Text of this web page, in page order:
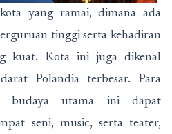
yang ramai, dimana ada
tinggi serta kehadiran
kuat. Kota ini juga dikenal
Polandia terbesar. Para
budaya utama ini dapat
seni, music, serta teater,